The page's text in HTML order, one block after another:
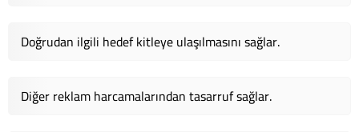
Doğrudan ilgili hedef kitleye ulaşılmasını sağlar.
Diğer reklam harcamalarından tasarruf sağlar.